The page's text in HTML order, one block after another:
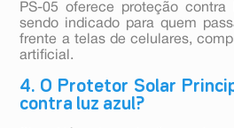
PS-05 oferece proteção
sendo indicado para quem
frente a telas de celulares,
artificial.
4. O Protetor Solar
contra luz azul?